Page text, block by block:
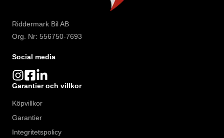
Riddermark Bil AB
Org. Nr: 556750-7693
Social media
Garantier och villkor
Köpvillkor
Garantier
Integritetspolicy